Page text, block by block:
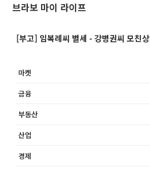
브라보 마이 라이프
[부고] 임복례씨 별세 - 강병권씨 모친상
마켓
금융
부동산
산업
경제